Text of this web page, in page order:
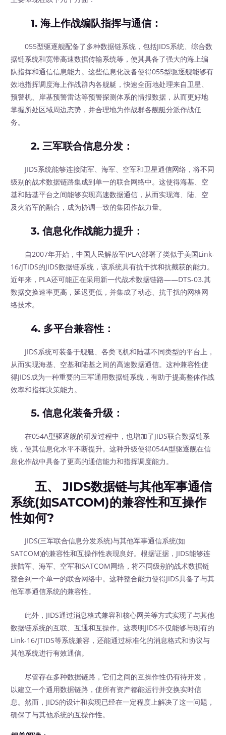
1.海上作战编队指挥与通信：
055型驱逐舰配备了多种数据链系统，包括JIDS系统、综合数
据链系统和宽带高速数据传输系统等，使其具备了强大的海上编
队指挥和通信信息能力。这些信息化设备使得055型驱逐舰能够有
效地指挥调度海上作战群内各舰艇，快速全面地处理来自卫星、
预警机、岸基预警雷达等预警探测体系的情报数据，从而更好地
掌握所处区域周边态势，并合理地为作战群各舰艇分派作战任
务。
2.三军联合信息分发 ：
JIDS系统能够连接陆军、海军、空军和卫星通信网络，将不同
级别的战术数据链路集成到单一的联合网络中。这使得海基、空
基和陆基平台之间能够实现高速数据通信，从而实现海、陆、空
及火箭军的融合，成为协调一致的集团作战力量。
3.信息化作战能力提升 ：
自2007年开始，中国人民解放军(PLA)部署了类似于美国Link-
16/JTIDS的JIDS数据链系统，该系统具有抗干扰和抗截获的能力。
近年来，PLA还可能正在采用新一代战术数据链路——DTS-03.其
数据交换速率更高，延迟更低，并集成了动态、抗干扰的网格网
络技术。
4. 多平台兼容性 ：
JIDS系统可装备于舰艇、各类飞机和陆基不同类型的平台上，
从而实现海基、空基和陆基之间的高速数据通信。这种兼容性使
得JIDS成为一种重要的三军通用数据链系统，有助于提高整体作战
效率和指挥决策能力。
5.信息化装备升级 ：
在054A型驱逐舰的研发过程中，也增加了JIDS联合数据链系
统，使其信息化水平不断提升。这种升级使得054A型驱逐舰在信
息化作战中具备了更高的通信能力和指挥调度能力。
五、 JIDS数据链与其他军事通信
系统(如SATCOM)的兼容性和互操作
性如何?
JIDS(三军联合信息分发系统)与其他军事通信系统(如
SATCOM)的兼容性和互操作性表现良好。根据证据，JIDS能够连
接陆军、海军、空军和SATCOM网络，将不同级别的战术数据链
整合到一个单一的联合网络中。这种整合能力使得JIDS具备了与其
他军事通信系统的兼容性。
此外，JIDS通过消息格式兼容和核心网关等方式实现了与其他
数据链系统的互联、互通和互操作。这表明JIDS不仅能够与现有的
Link-16/JTIDS等系统兼容，还能通过标准化的消息格式和协议与
其他系统进行有效通信。
尽管存在多种数据链路，它们之间的互操作性仍有待开发，
以建立一个通用数据链路，使所有资产都能运行并交换实时信
息。然而，JIDS的设计和实现已经在一定程度上解决了这一问题，
确保了与其他系统的互操作性。